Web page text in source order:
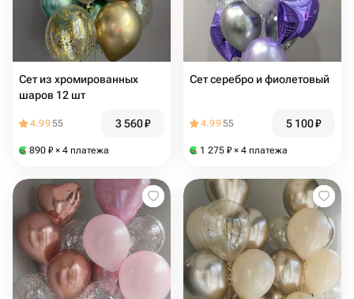
Сет из хромированных
шаров 12 шт
4.9955 3 560₽
890 ₽ × 4 платежа
Сет серебро и фиолетовый
4.9955 5 100₽
1 275 ₽ × 4 платежа